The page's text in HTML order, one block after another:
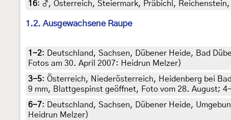
16: ♂, Österreich, Steiermark, Präbichl,
1.2. Ausgewachsene Raupe
1-2: Deutschland, Sachsen, Dübener Heide, Bad
Fotos am 30. April 2007: Heidrun Melzer)
3-5: Österreich, Niederösterreich, Heidenberg bei
9 mm, Blattgespinst geöffnet, Foto vom 28. August;
6-7: Deutschland, Sachsen, Dübener Heide,
Heidrun Melzer)